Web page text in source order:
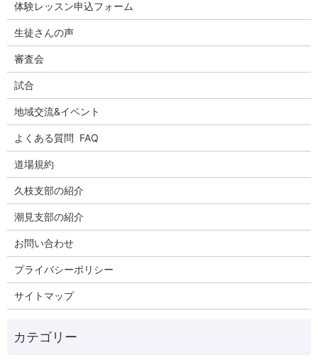
体験レッスン申込フォーム
生徒さんの声
審査会
試合
地域交流&イベント
よくある質問 FAQ
道場規約
久枝支部の紹介
潮見支部の紹介
お問い合わせ
プライバシーポリシー
サイトマップ